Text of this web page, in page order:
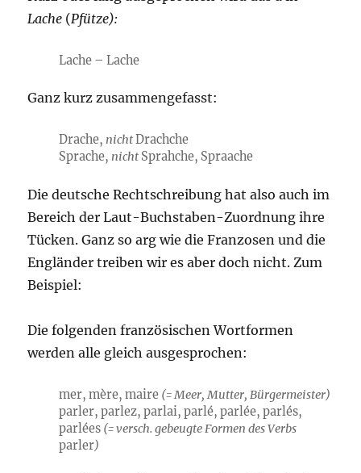
Lache (Pfütze):
Lache – Lache
Ganz kurz zusammengefasst:
Drache, nichtDrachche
Sprache, nichtSprahche, Spraache
Die deutsche Rechtschreibung hat also auch im
Bereich der Laut-Buchstaben-Zuordnung ihre
Tücken. Ganz so arg wie die Franzosen und die
Engländer treiben wir es aber doch nicht. Zum
Beispiel:
Die folgenden französischen Wortformen
werden alle gleich ausgesprochen:
mer, mère, maire(= Meer, Mutter, Bürgermeister)
parler, parlez, parlai, parlé, parlée, parlés,
parlées(= versch. gebeugte Formen des Verbs
parler)